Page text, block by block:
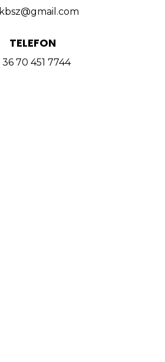
TELEFON
36 70 451 7744